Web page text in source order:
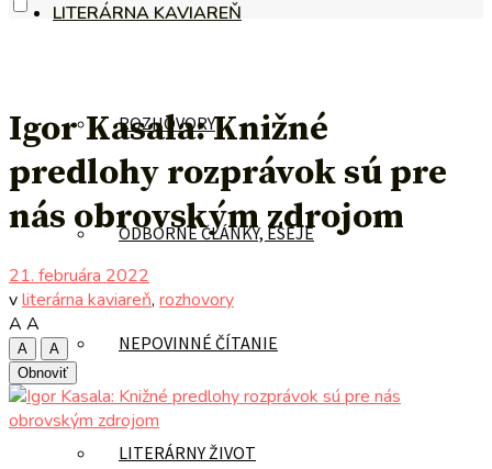
LITERÁRNA KAVIAREŇ
ROZHOVORY
ODBORNÉ ČLÁNKY, ESEJE
NEPOVINNÉ ČÍTANIE
LITERÁRNY ŽIVOT
Igor Kasala: Knižné
predlohy rozprávok sú pre
nás obrovským zdrojom
21. februára 2022
vliterárna kaviareň, rozhovory
A A
A
A
Obnoviť